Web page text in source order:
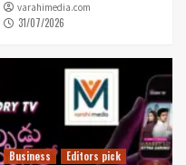
varahimedia.com
31/07/2026
Business
Editors pick